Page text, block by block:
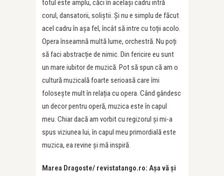
totul este amplu, căci în același cadru intră
corul, dansatorii, soliștii. Și nu e simplu de făcut
acel cadru în așa fel, încât să intre cu toții acolo.
Opera înseamnă multă lume, orchestră. Nu poți
să faci abstracție de nimic. Din fericire eu sunt
un mare iubitor de muzică. Pot să spun că am o
cultură muzicală foarte serioasă care îmi
folosește mult în relația cu opera. Când gândesc
un decor pentru operă, muzica este în capul
meu. Chiar dacă am vorbit cu regizorul și mi-a
spus viziunea lui, în capul meu primordială este
muzica, ea revine și mă inspiră.
Marea Dragoste/ revistatango.ro: Așa vă și